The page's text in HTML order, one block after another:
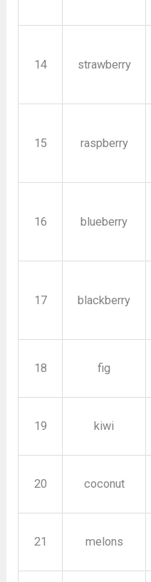
14 strawberry
15 raspberry
16 blueberry
17 blackberry
18 fig
19 kiwi
20 coconut
21 melons